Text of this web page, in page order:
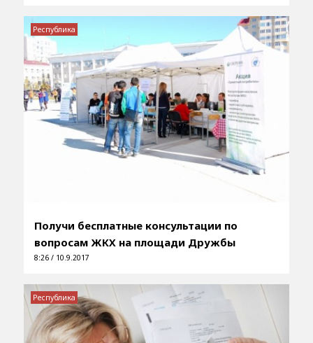
Получи бесплатные консультации по
вопросам ЖКХ на площади Дружбы
8:26 / 10.9.2017
Республика
Республика